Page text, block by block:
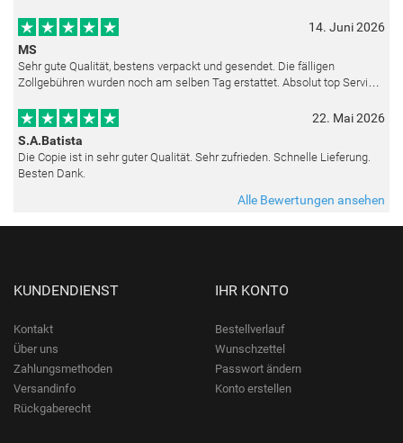
14. Juni 2026
MS
Sehr gute Qualität, bestens verpackt und gesendet. Die fälligen
Zollgebühren wurden noch am selben Tag erstattet. Absolut top Service
22. Mai 2026
S.A.Batista
Die Copie ist in sehr guter Qualität. Sehr zufrieden. Schnelle Lieferung.
Besten Dank.
Alle Bewertungen ansehen
KUNDENDIENST
Kontakt
Über uns
Zahlungsmethoden
Versandinfo
Rückgaberecht
IHR KONTO
Bestellverlauf
Wunschzettel
Passwort ändern
Konto erstellen